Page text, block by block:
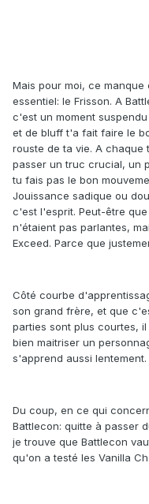
Mais pour moi, ce
essentiel: le Frisson. A
c'est un moment
et de bluff t'a fait faire le
rouste de ta vie. A chaque
passer un truc crucial, un
tu fais pas le bon
Jouissance sadique ou
c'est l'esprit. Peut-être
n'étaient pas parlantes,
Exceed. Parce que
Côté courbe
son grand frère, et que
parties sont plus courtes,
bien maitriser un
s'apprend aussi lentement.
Du coup, en ce qui
Battlecon: quitte à passer
je trouve que Battlecon
qu'on a testé les Vanilla